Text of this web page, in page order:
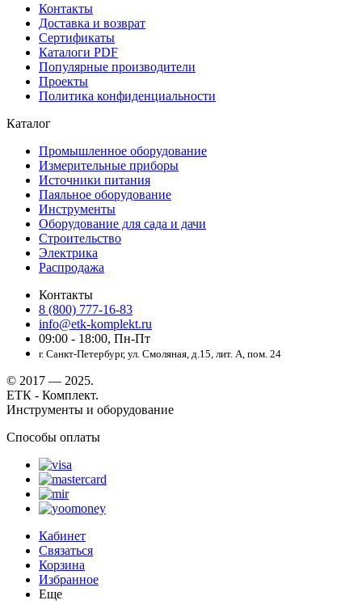
Контакты
Доставка и возврат
Сертификаты
Каталоги PDF
Популярные производители
Проекты
Политика конфиденциальности
Каталог
Промышленное оборудование
Измерительные приборы
Источники питания
Паяльное оборудование
Инструменты
Оборудование для сада и дачи
Строительство
Электрика
Распродажа
Контакты
8 (800) 777-16-83
info@etk-komplekt.ru
09:00 - 18:00, Пн-Пт
г. Санкт-Петербург, ул. Смоляная, д.15, лит. А, пом. 24
© 2017 — 2025.
ЕТК - Комплект.
Инструменты и оборудование
Способы оплаты
Кабинет
Связаться
Корзина
Избранное
Еще